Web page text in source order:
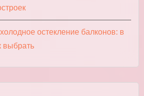
остекление балконов: в
выбрать